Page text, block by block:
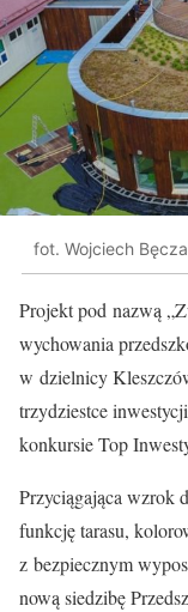
fot. Wojciech
Projekt pod nazwą
wychowania
w dzielnicy
trzydziestce
konkursie Top
Przyciągająca wzrok
funkcję tarasu,
z bezpiecznym
nową siedzibę